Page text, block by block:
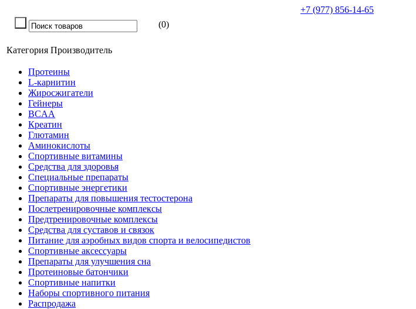
+7 (977) 856-14-65
(0)
Категория Производитель
Протеины
L-карнитин
Жиросжигатели
Гейнеры
BCAA
Креатин
Глютамин
Аминокислоты
Спортивные витамины
Средства для здоровья
Специальные препараты
Спортивные энергетики
Препараты для повышения тестостерона
Послетренировочные комплексы
Предтренировочные комплексы
Средства для суставов и связок
Питание для аэробных видов спорта и велосипедистов
Спортивные аксессуары
Препараты для улучшения сна
Протеиновые батончики
Спортивные напитки
Наборы спортивного питания
Распродажа